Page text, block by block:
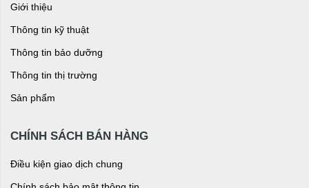
Giới thiệu
Thông tin kỹ thuật
Thông tin bảo dưỡng
Thông tin thị trường
Sản phẩm
CHÍNH SÁCH BÁN HÀNG
Điều kiện giao dịch chung